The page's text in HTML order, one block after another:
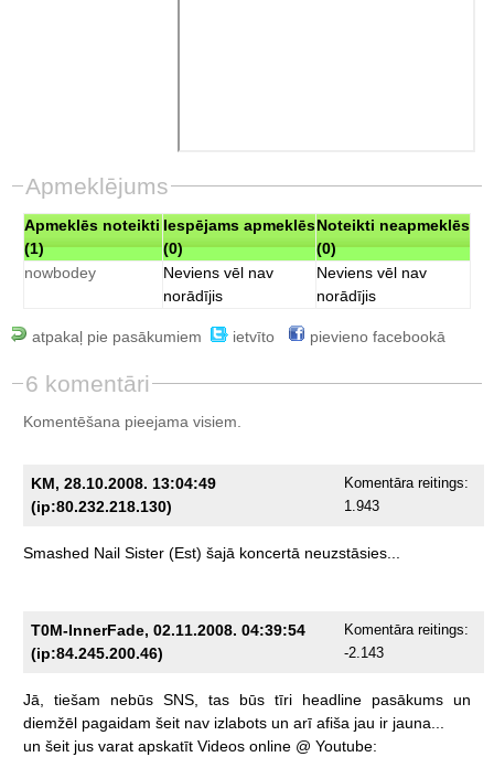
Apmeklējums
Apmeklēs noteikti
(1)
Iespējams apmeklēs
(0)
Noteikti neapmeklēs
(0)
nowbodey
Neviens vēl nav
norādījis
Neviens vēl nav
norādījis
atpakaļ pie pasākumiem ietvīto pievieno facebookā
6 komentāri
Komentēšana pieejama visiem.
KM, 28.10.2008. 13:04:49
(ip:80.232.218.130)
Komentāra reitings:
1.943
Smashed Nail Sister (Est) šajā koncertā neuzstāsies...
T0M-InnerFade, 02.11.2008. 04:39:54
(ip:84.245.200.46)
Komentāra reitings:
-2.143
Jā, tiešam nebūs SNS, tas būs tīri headline pasākums un
diemžēl pagaidam šeit nav izlabots un arī afiša jau ir jauna...
un šeit jus varat apskatīt Videos online @ Youtube: